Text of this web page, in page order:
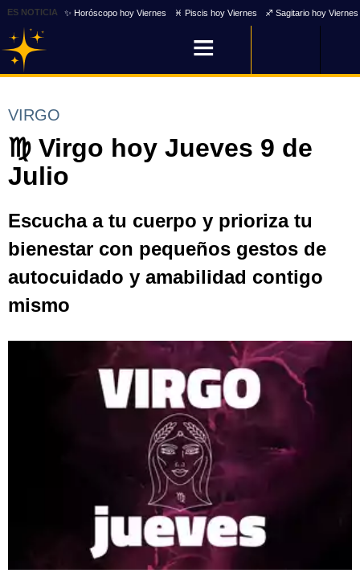
ES NOTICIA ✨ Horóscopo hoy Viernes ♓ Piscis hoy Viernes ♐ Sagitario hoy Viernes
VIRGO
♍ Virgo hoy Jueves 9 de
Julio
Escucha a tu cuerpo y prioriza tu
bienestar con pequeños gestos de
autocuidado y amabilidad contigo
mismo